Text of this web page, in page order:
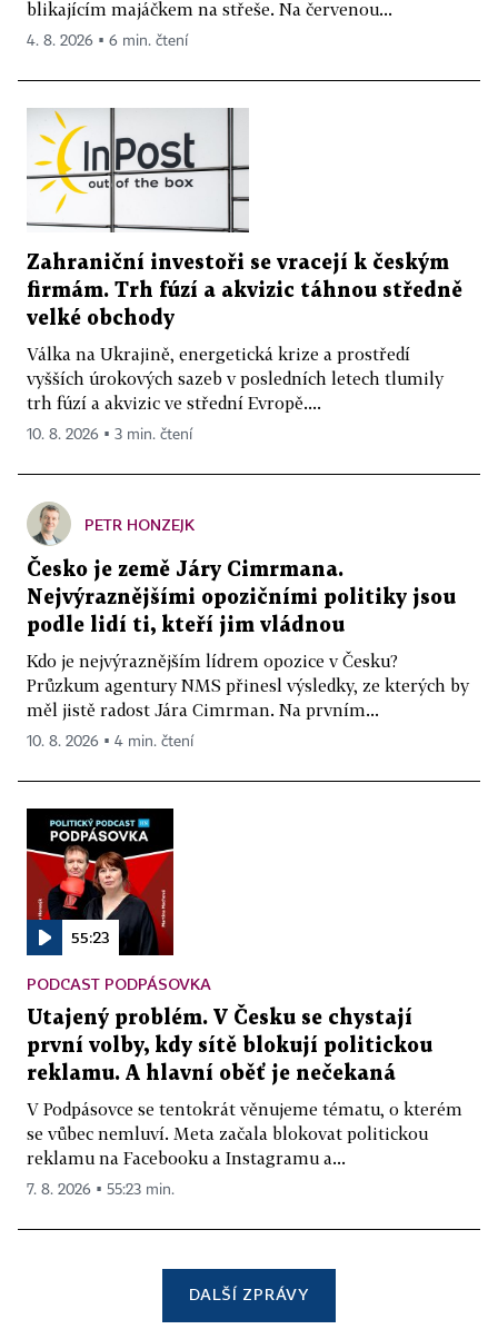
blikajícím majáčkem na střeše. Na červenou...
4. 8. 2026 ▪ 6 min. čtení
Zahraniční investoři se vracejí k českým
firmám. Trh fúzí a akvizic táhnou středně
velké obchody
Válka na Ukrajině, energetická krize a prostředí
vyšších úrokových sazeb v posledních letech tlumily
trh fúzí a akvizic ve střední Evropě....
10. 8. 2026 ▪ 3 min. čtení
PETR HONZEJK
Česko je země Járy Cimrmana.
Nejvýraznějšími opozičními politiky jsou
podle lidí ti, kteří jim vládnou
Kdo je nejvýraznějším lídrem opozice v Česku?
Průzkum agentury NMS přinesl výsledky, ze kterých by
měl jistě radost Jára Cimrman. Na prvním...
10. 8. 2026 ▪ 4 min. čtení
55:23
PODCAST PODPÁSOVKA
Utajený problém. V Česku se chystají
první volby, kdy sítě blokují politickou
reklamu. A hlavní oběť je nečekaná
V Podpásovce se tentokrát věnujeme tématu, o kterém
se vůbec nemluví. Meta začala blokovat politickou
reklamu na Facebooku a Instagramu a...
7. 8. 2026 ▪ 55:23 min.
DALŠÍ ZPRÁVY